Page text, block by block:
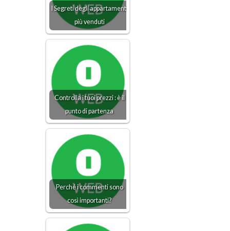
I Segreti degli appartamenti
più venduti
Controlla i tuoi prezzi : è il
punto di partenza
Perché i commenti sono
così importanti?